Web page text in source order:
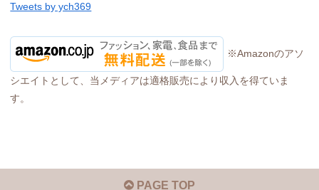
Tweets by ych369
※Amazonのアソ
シエイトとして、当メディアは適格販売により収入を得ていま
す。
PAGE TOP